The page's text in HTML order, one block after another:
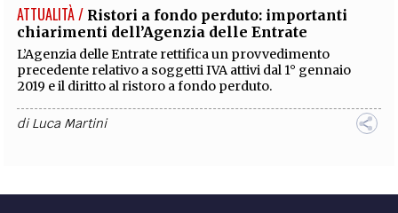
ATTUALITÀ / Ristori a fondo perduto: importanti
chiarimenti dell’Agenzia delle Entrate
L’Agenzia delle Entrate rettifica un provvedimento
precedente relativo a soggetti IVA attivi dal 1° gennaio
2019 e il diritto al ristoro a fondo perduto.
diLuca Martini
le domande